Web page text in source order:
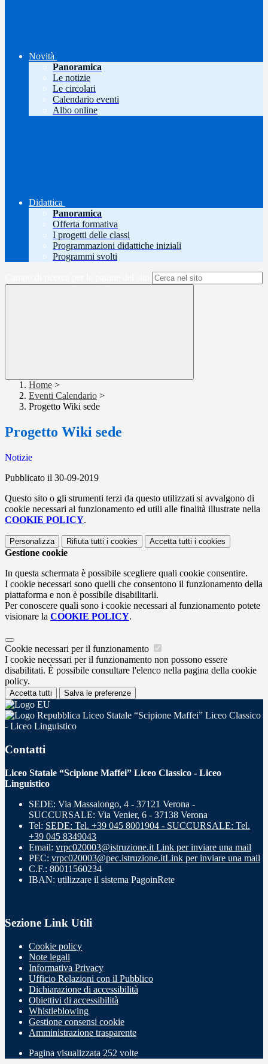
Novità
Panoramica
Le notizie
Le circolari
Calendario eventi
Albo online
Didattica
Panoramica
Offerta formativa
I progetti delle classi
Programmazioni didattiche iniziali
Programmi svolti
Home >
Eventi Calendario >
Progetto Wiki sede
Progetto Wiki sede
Notizie
Pubblicato il 30-09-2019
Questo sito o gli strumenti terzi da questo utilizzati si avvalgono di
cookie necessari al funzionamento ed utili alle finalità illustrate nella
COOKIE POLICY.
Personalizza Rifiuta tutti i cookies Accetta tutti i cookies
Gestione cookie
In questa schermata è possibile scegliere quali cookie consentire.
I cookie necessari sono quelli che consentono il funzionamento della
piattaforma e non è possibile disabilitarli.
Per conoscere quali sono i cookie necessari al funzionamento potete
visionare la COOKIE POLICY.
Cookie necessari per il funzionamento
I cookie necessari per il funzionamento non possono essere
disabilitati. È possibile consultare l'elenco nella pagina della cookie
policy.
Accetta tutti Salva le preferenze
Liceo Statale “Scipione Maffei” Liceo Classico
- Liceo Linguistico
Contatti
Liceo Statale “Scipione Maffei” Liceo Classico - Liceo
Linguistico
SEDE: Via Massalongo, 4 - 37121 Verona -
SUCCURSALE: Via Venier, 6 - 37138 Verona
Tel: SEDE: Tel. +39 045 8001904 - SUCCURSALE: Tel.
+39 045 8349043
Email: vrpc020003@istruzione.it Link per inviare una mail
PEC: vrpc020003@pec.istruzione.itLink per inviare una mail
C.F.: 80011560234
IBAN: utilizzare il sistema PagoinRete
Sezione Link Utili
Cookie policy
Note legali
Informativa Privacy
Ufficio Relazioni con il Pubblico
Dichiarazione di accessibilità
Obiettivi di accessibilità
Whistleblowing
Gestione consensi cookie
Amministrazione trasparente
Pagina visualizzata 252 volte